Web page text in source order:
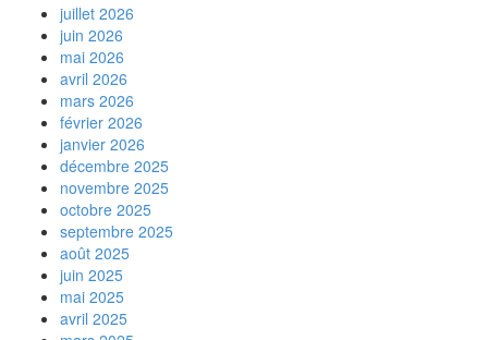
juillet 2026
juin 2026
mai 2026
avril 2026
mars 2026
février 2026
janvier 2026
décembre 2025
novembre 2025
octobre 2025
septembre 2025
août 2025
juin 2025
mai 2025
avril 2025